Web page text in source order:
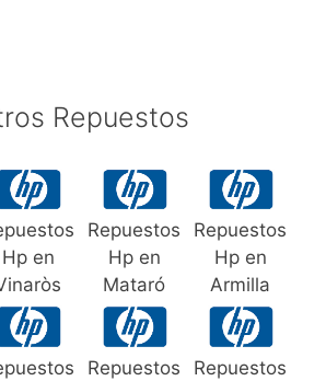
Repuestos
Hp en
Repuestos
Hp en
Mataró
Repuestos
Hp en
Armilla
Repuestos
Repuestos